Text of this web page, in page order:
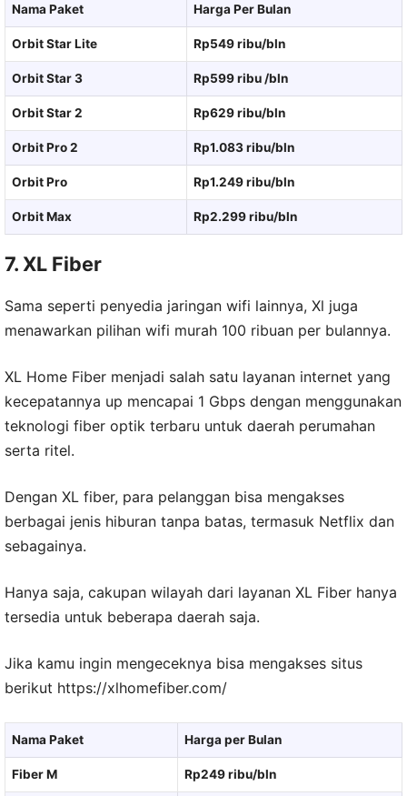
Nama Paket Harga Per Bulan
Orbit Star Lite Rp549 ribu/bln
Orbit Star 3 Rp599 ribu /bln
Orbit Star 2 Rp629 ribu/bln
Orbit Pro 2 Rp1.083 ribu/bln
Orbit Pro Rp1.249 ribu/bln
Orbit Max Rp2.299 ribu/bln
7. XL Fiber
Sama seperti penyedia jaringan wifi lainnya, Xl juga
menawarkan pilihan wifi murah 100 ribuan per bulannya.
XL Home Fiber menjadi salah satu layanan internet yang
kecepatannya up mencapai 1 Gbps dengan menggunakan
teknologi fiber optik terbaru untuk daerah perumahan
serta ritel.
Dengan XL fiber, para pelanggan bisa mengakses
berbagai jenis hiburan tanpa batas, termasuk Netflix dan
sebagainya.
Hanya saja, cakupan wilayah dari layanan XL Fiber hanya
tersedia untuk beberapa daerah saja.
Jika kamu ingin mengeceknya bisa mengakses situs
berikut https://xlhomefiber.com/
Nama Paket Harga per Bulan
Fiber M Rp249 ribu/bln